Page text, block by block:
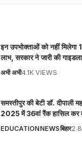
इन उपभोक्ताओं को नहीं मिलेगा
लाभ, सरकार ने जारी की
अभी अभी4.1K VIEWS
समस्तीपुर की बेटी डॉ. दीपाली
2025 में 36वां रैंक हासिल कर
EDUCATIONNEWSबिहार